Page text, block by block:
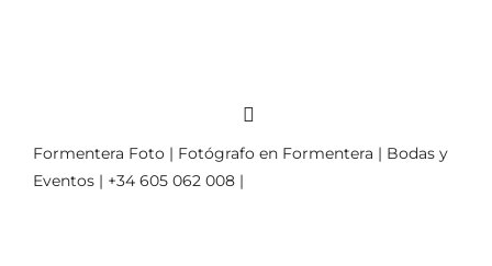
Formentera Foto | Fotógrafo en Formentera | Bodas y
Eventos | +34 605 062 008 |